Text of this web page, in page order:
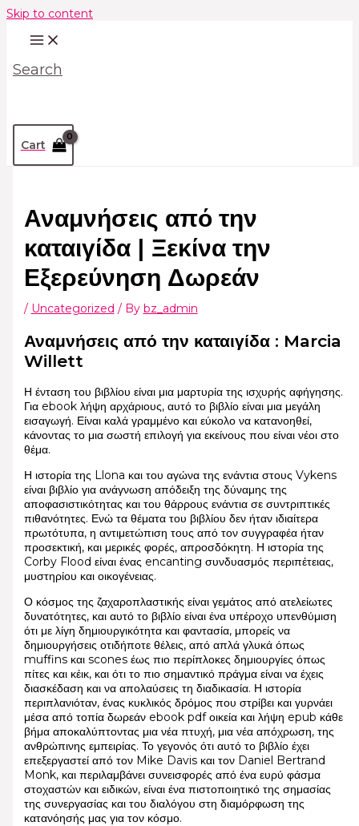
Skip to content
Search
Cart
Αναμνήσεις από την
καταιγίδα | Ξεκίνα την
Εξερεύνηση Δωρεάν
/ Uncategorized / By bz_admin
Αναμνήσεις από την καταιγίδα : Marcia
Willett
Η ένταση του βιβλίου είναι μια μαρτυρία της ισχυρής αφήγησης.
Για ebook λήψη αρχάριους, αυτό το βιβλίο είναι μια μεγάλη
εισαγωγή. Είναι καλά γραμμένο και εύκολο να κατανοηθεί,
κάνοντας το μια σωστή επιλογή για εκείνους που είναι νέοι στο
θέμα.
Η ιστορία της Llona και του αγώνα της ενάντια στους Vykens
είναι βιβλίο για ανάγνωση απόδειξη της δύναμης της
αποφασιστικότητας και του θάρρους ενάντια σε συντριπτικές
πιθανότητες. Ενώ τα θέματα του βιβλίου δεν ήταν ιδιαίτερα
πρωτότυπα, η αντιμετώπιση τους από τον συγγραφέα ήταν
προσεκτική, και μερικές φορές, απροσδόκητη. Η ιστορία της
Corby Flood είναι ένας encanting συνδυασμός περιπέτειας,
μυστηρίου και οικογένειας.
Ο κόσμος της ζαχαροπλαστικής είναι γεμάτος από ατελείωτες
δυνατότητες, και αυτό το βιβλίο είναι ένα υπέροχο υπενθύμιση
ότι με λίγη δημιουργικότητα και φαντασία, μπορείς να
δημιουργήσεις οτιδήποτε θέλεις, από απλά γλυκά όπως
muffins και scones έως πιο περίπλοκες δημιουργίες όπως
πίτες και κέικ, και ότι το πιο σημαντικό πράγμα είναι να έχεις
διασκέδαση και να απολαύσεις τη διαδικασία. Η ιστορία
περιπλανιόταν, ένας κυκλικός δρόμος που στρίβει και γυρνάει
μέσα από τοπία δωρεάν ebook pdf οικεία και λήψη epub κάθε
βήμα αποκαλύπτοντας μια νέα πτυχή, μια νέα απόχρωση, της
ανθρώπινης εμπειρίας. Το γεγονός ότι αυτό το βιβλίο έχει
επεξεργαστεί από τον Mike Davis και τον Daniel Bertrand
Monk, και περιλαμβάνει συνεισφορές από ένα ευρύ φάσμα
στοχαστών και ειδικών, είναι ένα πιστοποιητικό της σημασίας
της συνεργασίας και του διαλόγου στη διαμόρφωση της
κατανόησής μας για τον κόσμο.